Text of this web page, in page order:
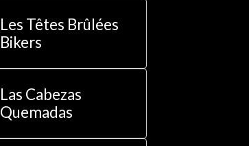
Les Têtes Brûlées
Bikers
Las Cabezas
Quemadas